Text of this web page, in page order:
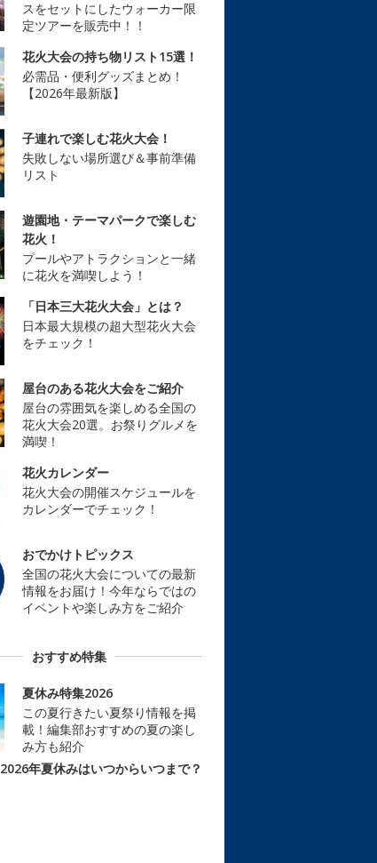
スをセットにしたウォーカー限
定ツアーを販売中！！
花火大会の持ち物リスト15選！
必需品・便利グッズまとめ！
【2026年最新版】
子連れで楽しむ花火大会！
失敗しない場所選び＆事前準備
リスト
遊園地・テーマパークで楽しむ
花火！
プールやアトラクションと一緒
に花火を満喫しよう！
「日本三大花火大会」とは？
日本最大規模の超大型花火大会
をチェック！
屋台のある花火大会をご紹介
屋台の雰囲気を楽しめる全国の
花火大会20選。お祭りグルメを
満喫！
花火カレンダー
花火大会の開催スケジュールを
カレンダーでチェック！
おでかけトピックス
全国の花火大会についての最新
情報をお届け！今年ならではの
イベントや楽しみ方をご紹介
おすすめ特集
夏休み特集2026
この夏行きたい夏祭り情報を掲
載！編集部おすすめの夏の楽し
み方も紹介
2026年夏休みはいつからいつまで？